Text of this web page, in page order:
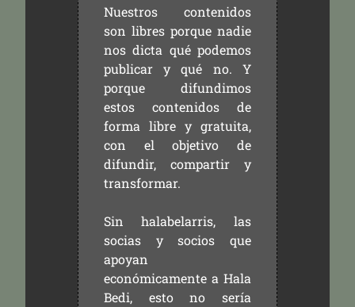
Nuestros contenidos
son libres porque nadie
nos dicta qué podemos
publicar y qué no. Y
porque difundimos
estos contenidos de
forma libre y gratuita,
con el objetivo de
difundir, compartir y
transformar.
Sin halabelarris, las
socias y socios que
apoyan
económicamente a Hala
Bedi, esto no sería